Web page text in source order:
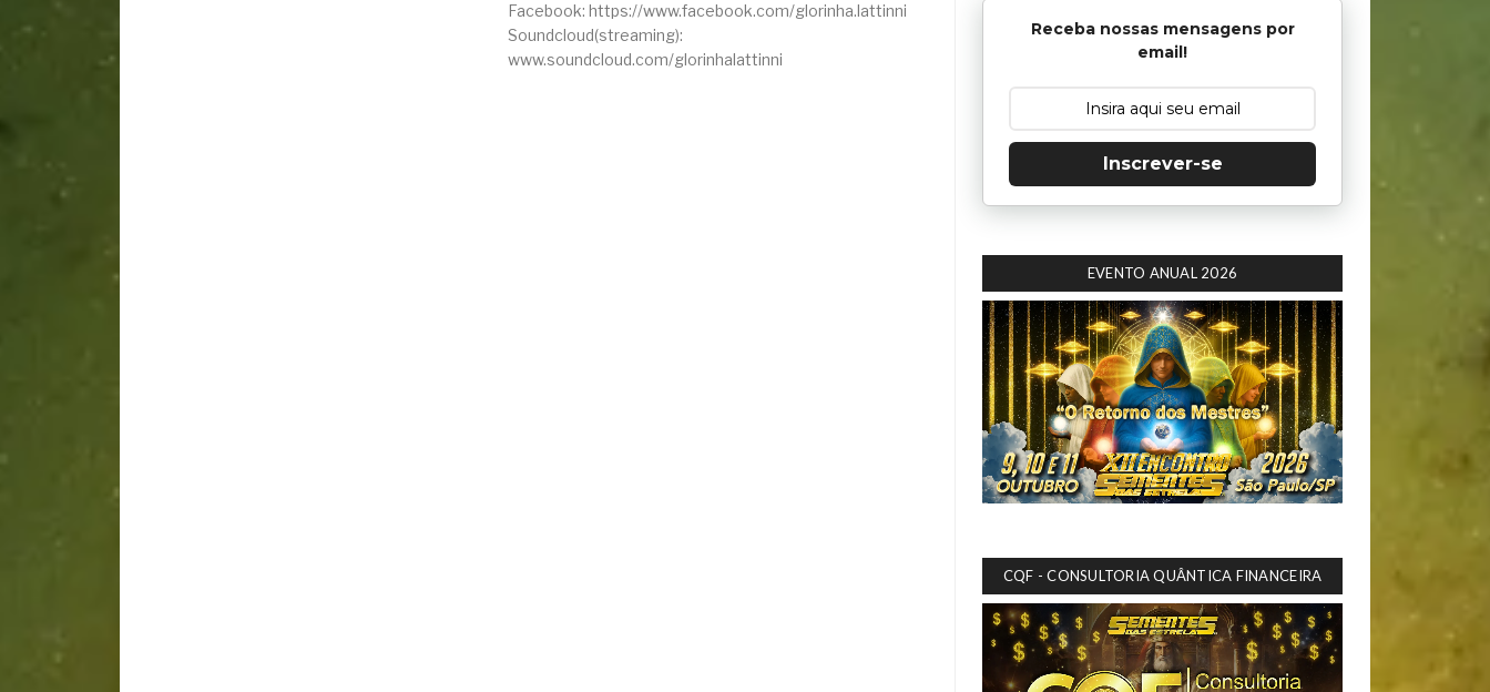
Facebook: https://www.facebook.com/glorinha.lattinni
Soundcloud(streaming):
www.soundcloud.com/glorinhalattinni
Receba nossas mensagens por
email!
Inscrever-se
EVENTO ANUAL 2026
CQF - CONSULTORIA QUÂNTICA FINANCEIRA